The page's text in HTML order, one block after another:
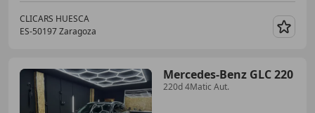
CLICARS HUESCA
ES-50197 Zaragoza
Mercedes-Benz GLC 220
220d 4Matic Aut.